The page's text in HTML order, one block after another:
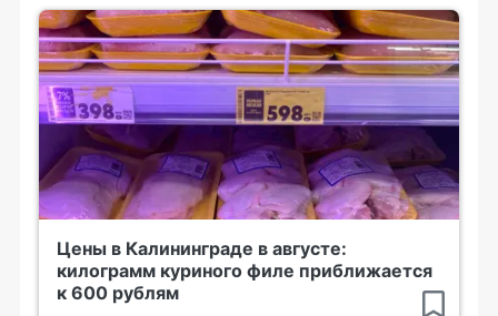
Цены в Калининграде в августе:
килограмм куриного филе приближается
к 600 рублям